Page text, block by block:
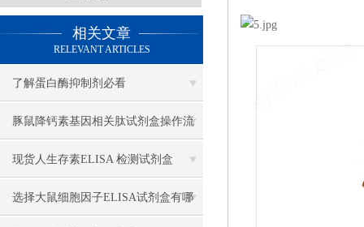
相关文章
RELEVANT ARTICLES
了解蛋白酶抑制剂必看
豚鼠降钙素基因相关肽试剂盒操作流
程
现货人生存素ELISA 检测试剂盒
选择大鼠细胞因子ELISA试剂盒有哪